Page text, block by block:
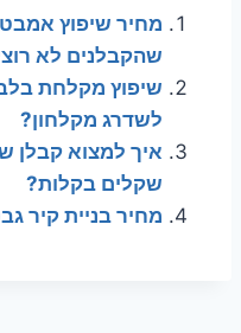
מחיר שיפוץ
שהקבלנים לא
שיפוץ מקלחת
לשדרג מקלחון?
איך למצוא קבלן
שקלים בקלות?
מחיר בניית קיר